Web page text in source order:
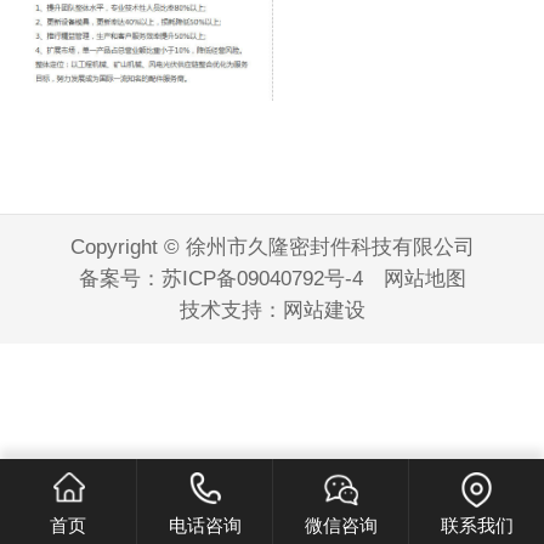
Copyright © 徐州市久隆密封件科技有限公司
备案号： 苏ICP备09040792号-4
网站地图
技术支持： 网站建设
首页 电话咨询 微信咨询 联系我们